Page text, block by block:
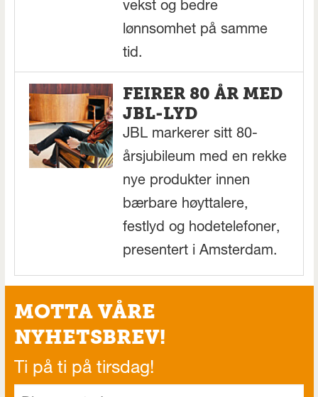
vekst og bedre
lønnsomhet på samme
tid.
FEIRER 80 ÅR MED
JBL-LYD
JBL markerer sitt 80-
årsjubileum med en rekke
nye produkter innen
bærbare høyttalere,
festlyd og hodetelefoner,
presentert i Amsterdam.
MOTTA VÅRE
NYHETSBREV!
Ti på ti på tirsdag!